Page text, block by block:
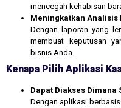
mencegah kehabisan
Meningkatkan Analisis
Dengan laporan yang
membuat keputusan
bisnis Anda.
Kenapa Pilih Aplikasi
Dapat Diakses Dimana
Dengan aplikasi